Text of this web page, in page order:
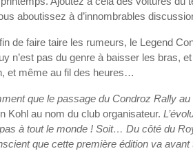
aboutissez à d’innombrables
de faire taire les rumeurs, le Legend
n’est pas du genre à baisser les bras,
et même au fil des heures…
que le passage du Condroz Rally
Kohl au nom du club organisateur.
à tout le monde ! Soit… Du côté du
que cette première édition va